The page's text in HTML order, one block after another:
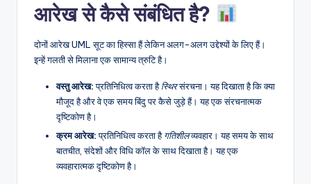
आरेख से कैसे संबंधित है?
दोनों आरेख UML सूट का हिस्सा हैं लेकिन अलग-अलग उद्देश्यों के लिए हैं।
इन्हें गलती से मिलाना एक सामान्य त्रुटि है।
वस्तु आरेख:प्रतिनिधित्व करता हैस्थिरसंरचना। यह दिखाता है कि क्या
मौजूद है और वे एक समय बिंदु पर कैसे जुड़े हैं। यह एक संरचनात्मक
दृष्टिकोण है।
क्रम आरेख:प्रतिनिधित्व करता हैगतिशीलव्यवहार। यह समय के साथ
बातचीत, संदेशों और विधि कॉल के साथ दिखाता है। यह एक
व्यवहारात्मक दृष्टिकोण है।